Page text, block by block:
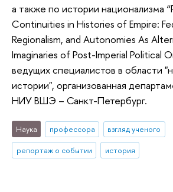
а также по истории национализма
Continuities in Histories of Empire:
Regionalism, and Autonomies As
Imaginaries of Post-Imperial Political
ведущих специалистов в области
истории", организованная
НИУ ВШЭ – Санкт-Петербург.
Наука профессора
взгляд ученого
репортаж о событии
история